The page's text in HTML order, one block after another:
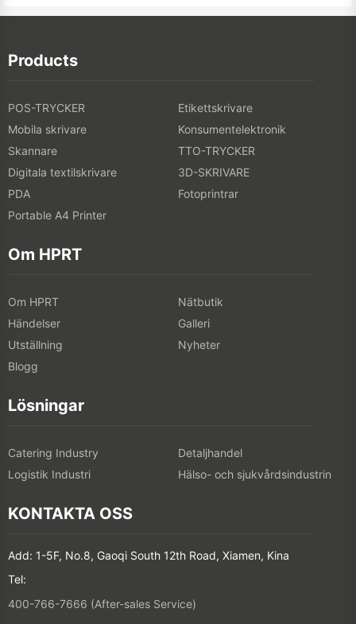
Products
POS-TRYCKER
Etikettskrivare
Mobila skrivare
Konsumentelektronik
Skannare
TTO-TRYCKER
Digitala textilskrivare
3D-SKRIVARE
PDA
Fotoprintrar
Portable A4 Printer
Om HPRT
Om HPRT
Nätbutik
Händelser
Galleri
Utställning
Nyheter
Blogg
Lösningar
Catering Industry
Detaljhandel
Logistik Industri
Hälso- och sjukvårdsindustrin
KONTAKTA OSS
Add: 1-5F, No.8, Gaoqi South 12th Road, Xiamen, Kina
Tel:
400-766-7666 (After-sales Service)